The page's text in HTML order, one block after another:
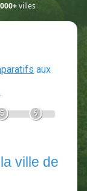
villes
comparatifs